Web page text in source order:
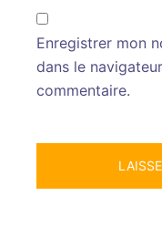
Enregistrer mon
dans le
commentaire.